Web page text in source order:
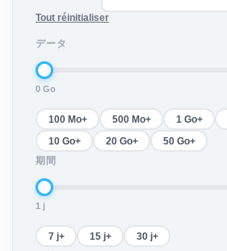
Tout réinitialiser
データ
0 Go
100 Mo+ 500 Mo+ 1 Go+
10 Go+ 20 Go+
50 Go+
期間
1 j
7 j+ 15 j+
30 j+